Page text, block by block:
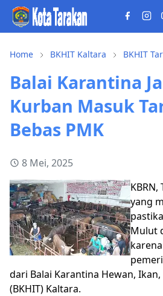
Home BKHIT Kaltara BKHIT
Balai Karantina
Kurban Masuk
Bebas PMK
8 Mei, 2025
yang
Mulut
dari Balai Karantina Hewan,
(BKHIT) Kaltara.